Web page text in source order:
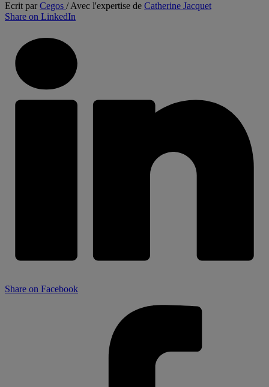
Ecrit parCegos / Avec l'expertise de Catherine Jacquet
Share on LinkedIn
Share on Facebook